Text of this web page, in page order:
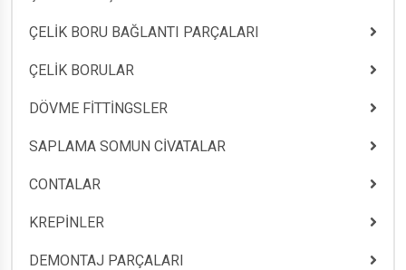
ÇELİK BORU BAĞLANTI PARÇALARI
ÇELİK BORULAR
DÖVME FİTTİNGSLER
SAPLAMA SOMUN CİVATALAR
CONTALAR
KREPİNLER
DEMONTAJ PARÇALARI